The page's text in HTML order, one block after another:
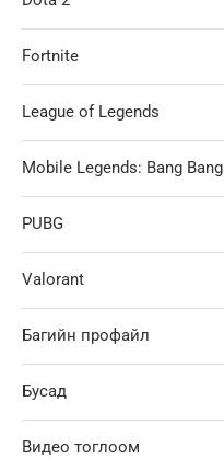
Fortnite
League of Legends
Mobile Legends: Bang Bang
PUBG
Valorant
Багийн профайл
Бусад
Видео тоглоом